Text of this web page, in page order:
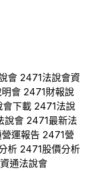
會 2471法說會資
會 2471財報說
會下載 2471法說
說會 2471最新法
營運報告 2471營
析 2471股價分析
資通法說會